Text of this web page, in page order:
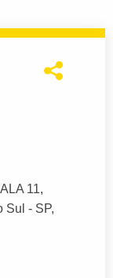
11,
Sul - SP,